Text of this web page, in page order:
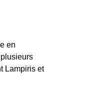
en
Lampiris et